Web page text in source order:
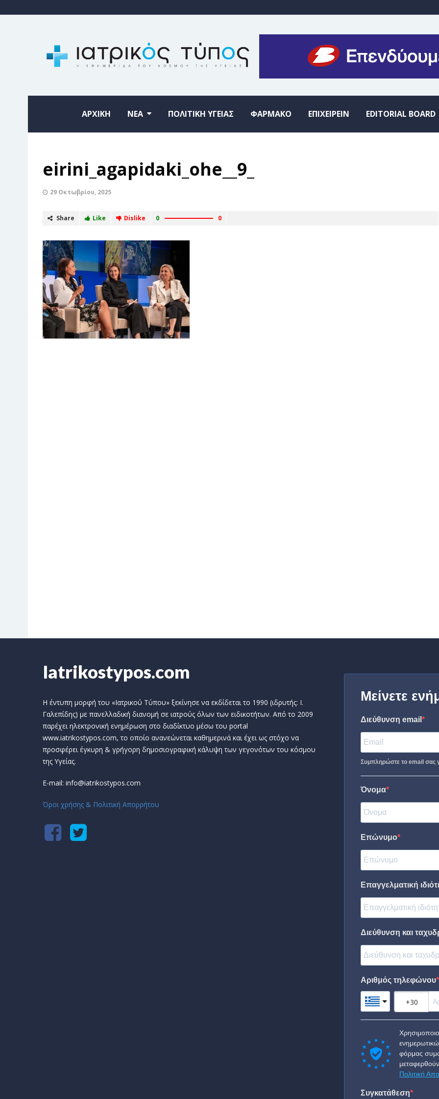
ΑΡΧΙΚΗ ΝΕΑ ΠΟΛΙΤΙΚΗ ΥΓΕΙΑΣ ΦΑΡΜΑΚΟ ΕΠΙΧΕΙΡΕΙΝ EDITORIAL BOARD
eirini_agapidaki_ohe__9_
29 Οκτωβρίου, 2025
Share Like Dislike 0 0
Iatrikostypos.com
Η έντυπη μορφή του «Ιατρικού Τύπου» ξεκίνησε να εκδίδεται το 1990 (ιδρυτής: Ι.
Γαλεπίδης) με πανελλαδική διανομή σε ιατρούς όλων των ειδικοτήτων. Από το 2009
παρέχει ηλεκτρονική ενημέρωση στο διαδίκτυο μέσω του portal
www.iatrikostypos.com, το οποίο ανανεώνεται καθημερινά και έχει ως στόχο να
προσφέρει έγκυρη & γρήγορη δημοσιογραφική κάλυψη των γεγονότων του κόσμου
της Υγείας.
E-mail: info@iatrikostypos.com
Όροι χρήσης & Πολιτική Απορρήτου
Μείνετε
Διεύθυνση email
Συμπληρώστε το email σας
Όνομα
Επώνυμο
Επαγγελματική
Διεύθυνση και
Αριθμός τηλεφώνου
φόρμας
Πολιτική
Συγκατάθεση